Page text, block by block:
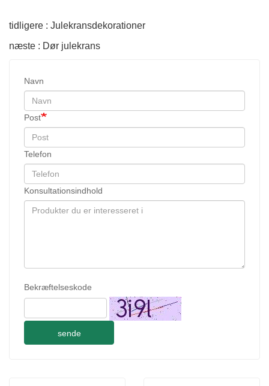
tidligere : Julekransdekorationer
næste : Dør julekrans
Navn
Post
Telefon
Konsultationsindhold
Bekræftelseskode
sende